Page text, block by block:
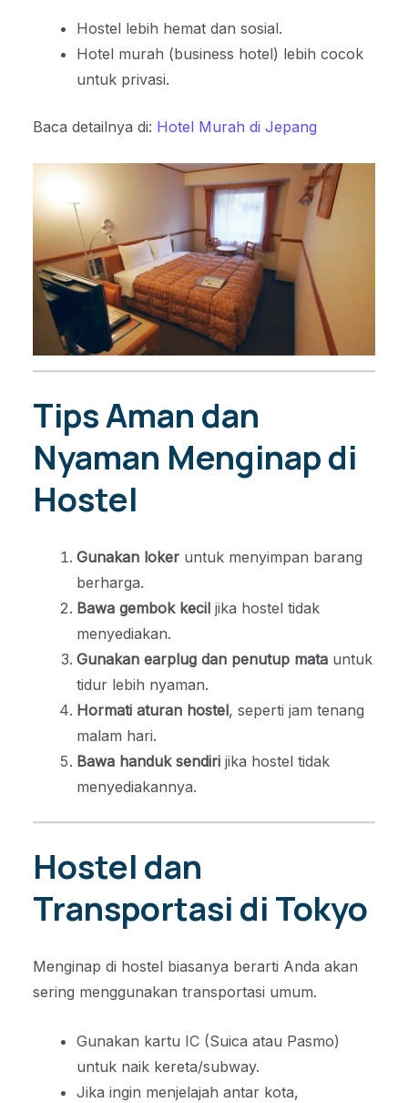
Hostel lebih hemat dan sosial.
Hotel murah (business hotel) lebih cocok
untuk privasi.
Baca detailnya di: Hotel Murah di Jepang
Tips Aman dan
Nyaman Menginap di
Hostel
Gunakan loker untuk menyimpan barang
berharga.
Bawa gembok kecil jika hostel tidak
menyediakan.
Gunakan earplug dan penutup mata untuk
tidur lebih nyaman.
Hormati aturan hostel, seperti jam tenang
malam hari.
Bawa handuk sendiri jika hostel tidak
menyediakannya.
Hostel dan
Transportasi di Tokyo
Menginap di hostel biasanya berarti Anda akan
sering menggunakan transportasi umum.
Gunakan kartu IC (Suica atau Pasmo)
untuk naik kereta/subway.
Jika ingin menjelajah antar kota,